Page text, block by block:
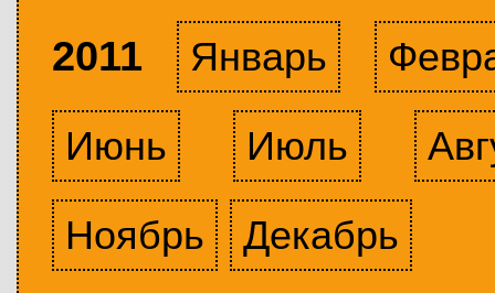
2011 Январь
Июнь
Июль
Ноябрь
Декабрь